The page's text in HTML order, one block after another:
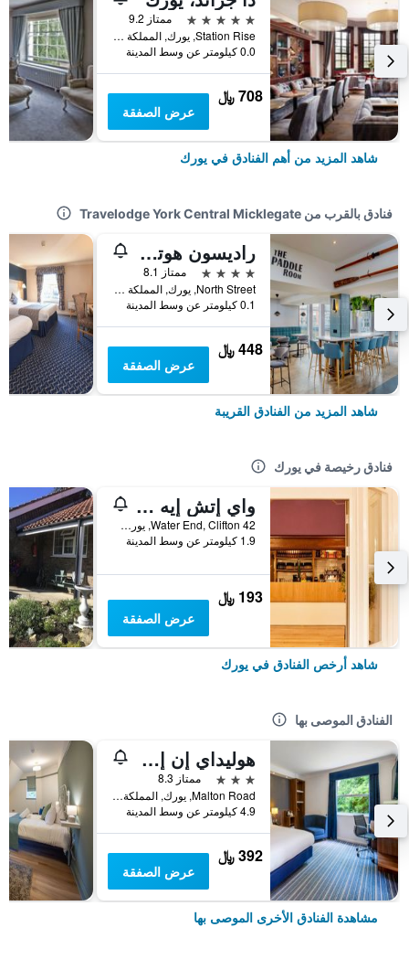
5 نجوم
ممتاز 9.2
Station Rise, يورك, المملكة المتحدة
0.0 كيلومتر عن وسط المدينة
708 ﷼
عرض الصفقة
شاهد المزيد من أهم الفنادق في يورك
فنادق بالقرب من Travelodge York Central Micklegate
راديسون هوتيل يورك
4 نجوم
ممتاز 8.1
North Street, يورك, المملكة المتحدة
0.1 كيلومتر عن وسط المدينة
448 ﷼
عرض الصفقة
شاهد المزيد من الفنادق القريبة
فنادق رخيصة في يورك
واي إتش إيه يورك - هوستل
42 Water End, Clifton, يورك, المملكة المتحدة
1.9 كيلومتر عن وسط المدينة
193 ﷼
عرض الصفقة
شاهد أرخص الفنادق في يورك
الفنادق الموصى بها
هوليداي إن إكسبرس يوي ركبيباي آيتش جي
3 نجوم
ممتاز 8.3
Malton Road, يورك, المملكة المتحدة
4.9 كيلومتر عن وسط المدينة
392 ﷼
عرض الصفقة
مشاهدة الفنادق الأخرى الموصى بها